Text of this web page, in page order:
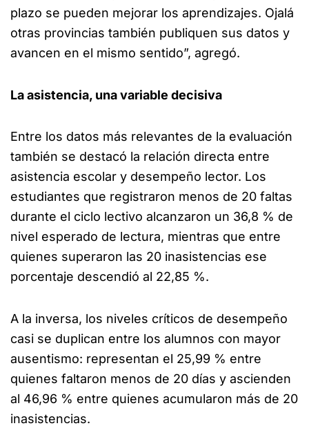
plazo se pueden mejorar los aprendizajes. Ojalá
otras provincias también publiquen sus datos y
avancen en el mismo sentido”, agregó.
La asistencia, una variable decisiva
Entre los datos más relevantes de la evaluación
también se destacó la relación directa entre
asistencia escolar y desempeño lector. Los
estudiantes que registraron menos de 20 faltas
durante el ciclo lectivo alcanzaron un 36,8 % de
nivel esperado de lectura, mientras que entre
quienes superaron las 20 inasistencias ese
porcentaje descendió al 22,85 %.
A la inversa, los niveles críticos de desempeño
casi se duplican entre los alumnos con mayor
ausentismo: representan el 25,99 % entre
quienes faltaron menos de 20 días y ascienden
al 46,96 % entre quienes acumularon más de 20
inasistencias.